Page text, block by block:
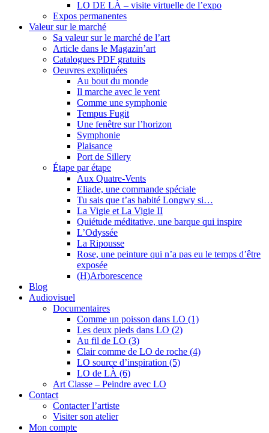
LO DE LÀ – visite virtuelle de l’expo
Expos permanentes
Valeur sur le marché
Sa valeur sur le marché de l’art
Article dans le Magazin’art
Catalogues PDF gratuits
Oeuvres expliquées
Au bout du monde
Il marche avec le vent
Comme une symphonie
Tempus Fugit
Une fenêtre sur l’horizon
Symphonie
Plaisance
Port de Sillery
Étape par étape
Aux Quatre-Vents
Eliade, une commande spéciale
Tu sais que t’as habité Longwy si…
La Vigie et La Vigie II
Quiétude méditative, une barque qui inspire
L’Odyssée
La Ripousse
Rose, une peinture qui n’a pas eu le temps d’être
exposée
(H)Arborescence
Blog
Audiovisuel
Documentaires
Comme un poisson dans LO (1)
Les deux pieds dans LO (2)
Au fil de LO (3)
Clair comme de LO de roche (4)
LO source d’inspiration (5)
LO de LÀ (6)
Art Classe – Peindre avec LO
Contact
Contacter l’artiste
Visiter son atelier
Mon compte